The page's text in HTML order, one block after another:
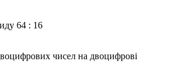
64 : 16
чисел на двоцифрові